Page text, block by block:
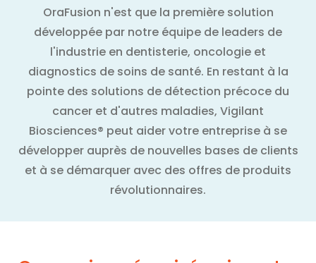
OraFusion n'est que la première solution
développée par notre équipe de leaders de
l'industrie en dentisterie, oncologie et
diagnostics de soins de santé. En restant à la
pointe des solutions de détection précoce du
cancer et d'autres maladies, Vigilant
Biosciences® peut aider votre entreprise à se
développer auprès de nouvelles bases de clients
et à se démarquer avec des offres de produits
révolutionnaires.